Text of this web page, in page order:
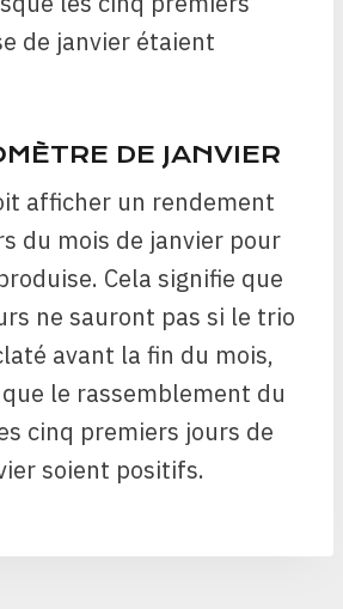
de janvier étaient
DE JANVIER
afficher un rendement
du mois de janvier pour
Cela signifie que
ne sauront pas si le trio
avant la fin du mois,
le rassemblement du
cinq premiers jours de
soient positifs.